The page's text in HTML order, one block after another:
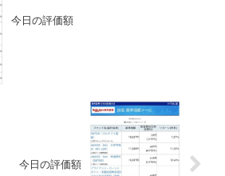
今日の評価額
今日の評価額